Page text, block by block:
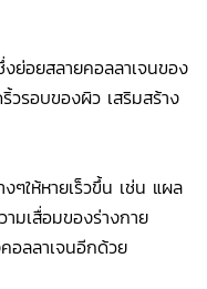
ย่อยสลายคอลลาเจนของ
วรอบของผิว เสริมสร้าง
ให้หายเร็วขึ้น เช่น แผล
มเสื่อมของร่างกาย
อลลาเจนอีกด้วย